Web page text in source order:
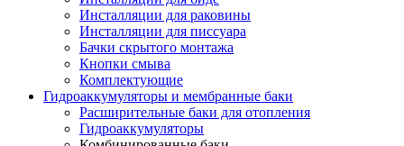
Инсталляции для раковины
Инсталляции для писсуара
Бачки скрытого монтажа
Кнопки смыва
Комплектующие
Гидроаккумуляторы и мембранные баки
Расширительные баки для отопления
Гидроаккумуляторы